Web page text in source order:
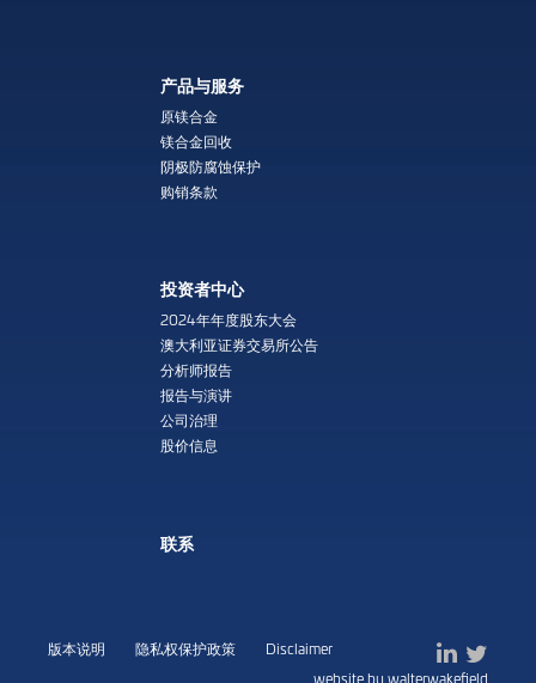
产品与服务
原镁合金
镁合金回收
阴极防腐蚀保护
购销条款
投资者中心
2024年年度股东大会
澳大利亚证券交易所公告
分析师报告
报告与演讲
公司治理
股价信息
联系
版本说明 隐私权保护政策
Disclaimer
website by walterwakefield